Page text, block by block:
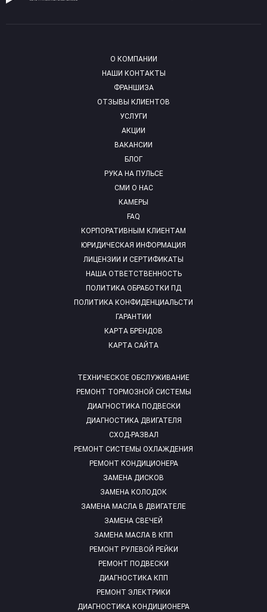
О КОМПАНИИ
НАШИ КОНТАКТЫ
ФРАНШИЗА
ОТЗЫВЫ КЛИЕНТОВ
УСЛУГИ
АКЦИИ
ВАКАНСИИ
БЛОГ
РУКА НА ПУЛЬСЕ
СМИ О НАС
КАМЕРЫ
FAQ
ТЕХНИЧЕСКОЕ ОБСЛУЖИВАНИЕ
РЕМОНТ ТОРМОЗНОЙ СИСТЕМЫ
ДИАГНОСТИКА ПОДВЕСКИ
ДИАГНОСТИКА ДВИГАТЕЛЯ
СХОД-РАЗВАЛ
РЕМОНТ СИСТЕМЫ ОХЛАЖДЕНИЯ
РЕМОНТ КОНДИЦИОНЕРА
ЗАМЕНА ДИСКОВ
ЗАМЕНА КОЛОДОК
ЗАМЕНА МАСЛА В ДВИГАТЕЛЕ
ЗАМЕНА СВЕЧЕЙ
ЗАМЕНА МАСЛА В КПП
РЕМОНТ РУЛЕВОЙ РЕЙКИ
РЕМОНТ ПОДВЕСКИ
ДИАГНОСТИКА КПП
РЕМОНТ ЭЛЕКТРИКИ
ДИАГНОСТИКА КОНДИЦИОНЕРА
КОРПОРАТИВНЫМ КЛИЕНТАМ
ЮРИДИЧЕСКАЯ ИНФОРМАЦИЯ
ЛИЦЕНЗИИ И СЕРТИФИКАТЫ
НАША ОТВЕТСТВЕННОСТЬ
ПОЛИТИКА ОБРАБОТКИ ПД
ПОЛИТИКА КОНФИДЕНЦИАЛЬСТИ
ГАРАНТИИ
КАРТА БРЕНДОВ
КАРТА САЙТА